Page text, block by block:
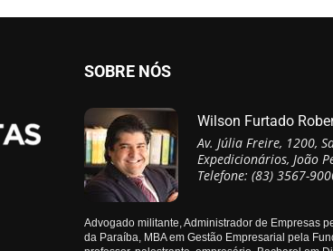
SOBRE NÓS
Wilson Furtado
Av. Júlia Freire, 1200,
Expedicionários, João
Telefone: (83) 3567-
Advogado militante, Administrador de Empresas
da Paraíba, MBA em Gestão Empresarial pela